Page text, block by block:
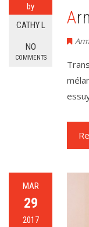
by
CATHY L
NO
COMMENTS
MAR
29
2017